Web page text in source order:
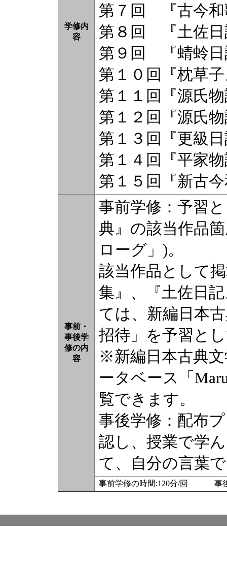
学修内
容
第７回 『古今和
第８回 『土佐日
第９回 『蜻蛉日
第１０回『枕草
第１１回『源氏
第１２回『源氏
第１３回『更級
第１４回『平家
第１５回『新古
事前・
事後学
修の内
容
事前学修：予習
典』の該当作品
ローグ」)。
該当作品として
集』、『土佐日
ては、新編日本
招待」を予習と
※新編日本古典
ータベース「
覧できます。
事後学修：配布
認し、授業で学
て、自分の言葉
事前学修の時間:120分/回 事後